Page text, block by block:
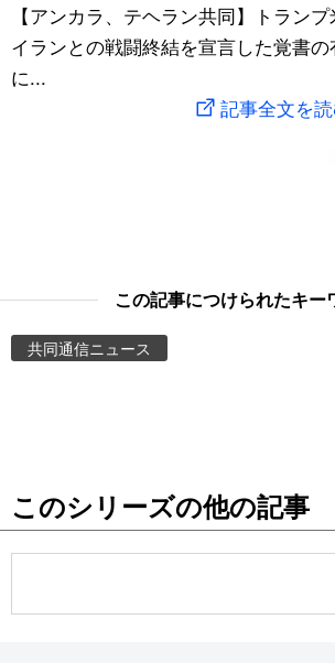
文化
動画/Live
People
スポーツ・東京2020
【アンカラ、テヘラン共同】トランプ
イランとの戦闘終結を宣言した覚書
に...
記事全文を読
この記事につけられたキー
共同通信ニュース
このシリーズの他の記事